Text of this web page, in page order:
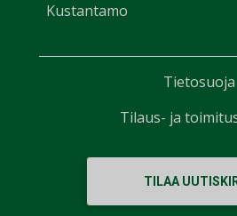
Kustantamo
TILAA
Tietosuoja
Tilaus- ja